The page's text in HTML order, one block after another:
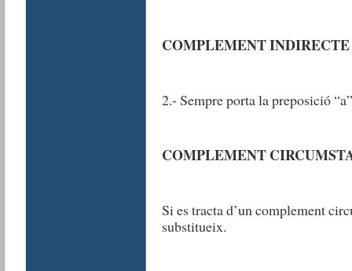
COMPLEMENT INDIRECTE
2.- Sempre porta la preposició “a”
COMPLEMENT
Si es tracta d’un complement
substitueix.